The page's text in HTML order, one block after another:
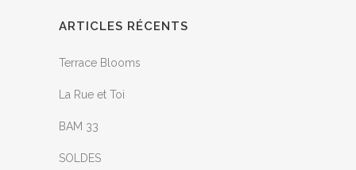
ARTICLES RÉCENTS
Terrace Blooms
La Rue et Toi
BAM 33
SOLDES